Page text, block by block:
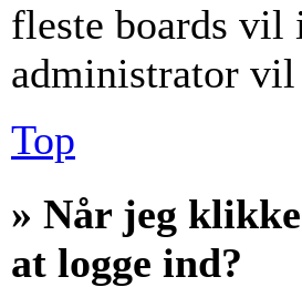
fleste boards vil
administrator
Top
» Når jeg
at logge ind?